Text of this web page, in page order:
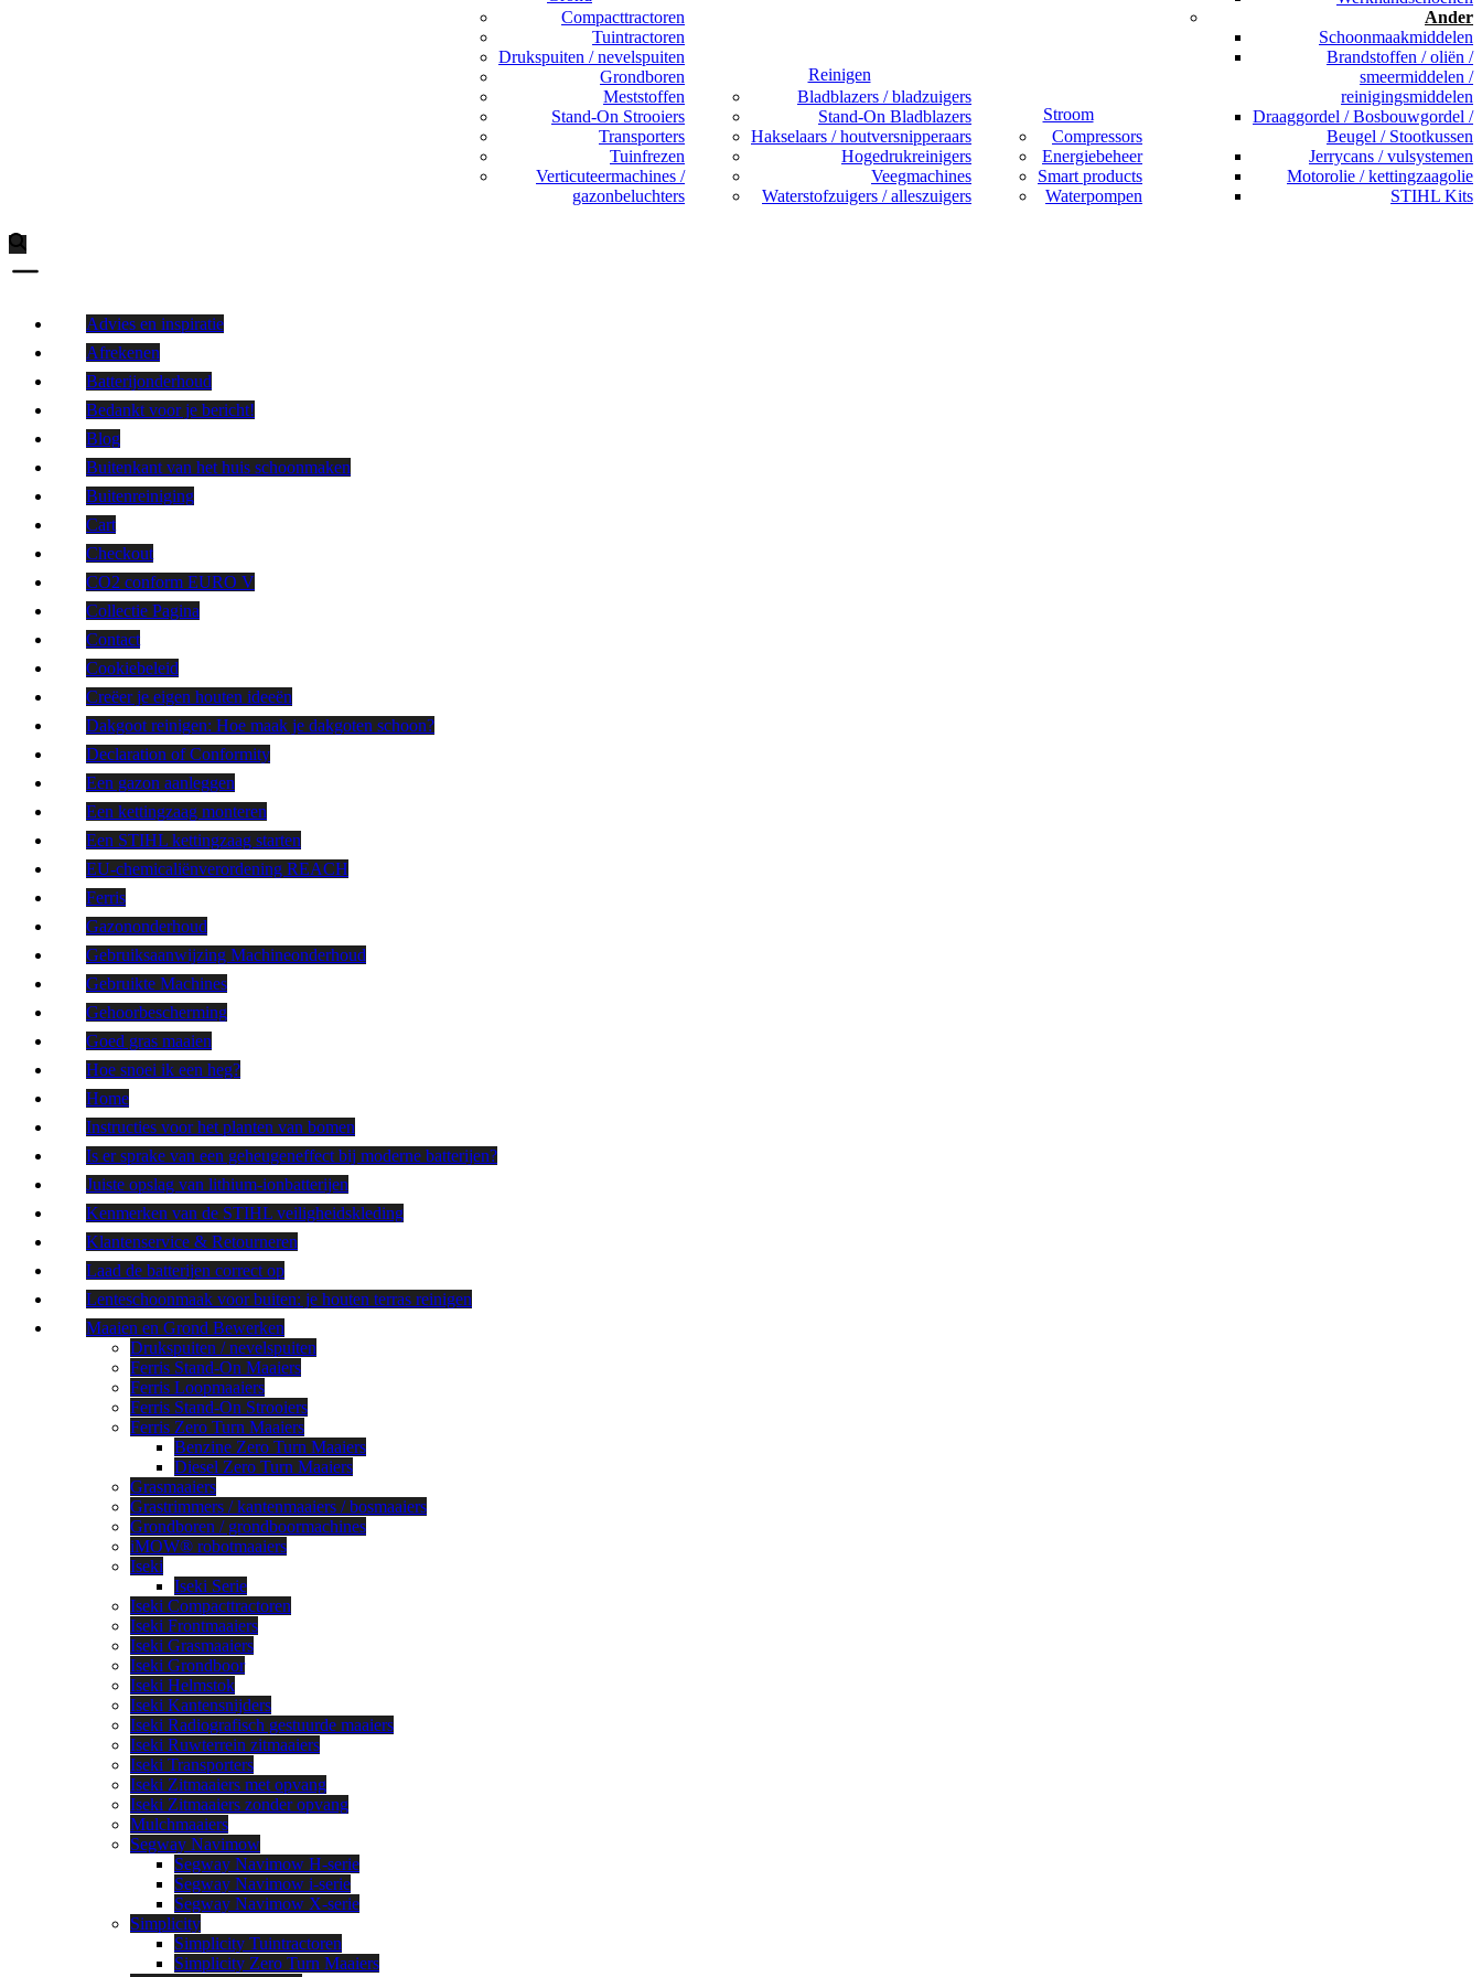
Compacttractoren
Tuintractoren
Drukspuiten / nevelspuiten
Grondboren
Meststoffen
Stand-On Strooiers
Transporters
Tuinfrezen
Verticuteermachines /
gazonbeluchters
Reinigen
Bladblazers / bladzuigers
Stand-On Bladblazers
Hakselaars / houtversnipperaars
Hogedrukreinigers
Veegmachines
Waterstofzuigers / alleszuigers
Stroom
Compressors
Energiebeheer
Smart products
Waterpompen
Ander
Schoonmaakmiddelen
Brandstoffen / oliën /
smeermiddelen /
reinigingsmiddelen
Draaggordel / Bosbouwgordel /
Beugel / Stootkussen
Jerrycans / vulsystemen
Motorolie / kettingzaagolie
STIHL Kits
Advies en inspiratie
Afrekenen
Batterijonderhoud
Bedankt voor je bericht!
Blog
Buitenkant van het huis schoonmaken
Buitenreiniging
Cart
Checkout
CO2 conform EURO V
Collectie Pagina
Contact
Cookiebeleid
Creëer je eigen houten ideeën
Dakgoot reinigen: Hoe maak je dakgoten schoon?
Declaration of Conformity
Een gazon aanleggen
Een kettingzaag monteren
Een STIHL kettingzaag starten
EU-chemicaliënverordening REACH
Ferris
Gazononderhoud
Gebruiksaanwijzing Machineonderhoud
Gebruikte Machines
Gehoorbescherming
Goed gras maaien
Hoe snoei ik een heg?
Home
Instructies voor het planten van bomen
Is er sprake van een geheugeneffect bij moderne batterijen?
Juiste opslag van lithium-ionbatterijen
Kenmerken van de STIHL veiligheidskleding
Klantenservice & Retourneren
Laad de batterijen correct op
Lenteschoonmaak voor buiten: je houten terras reinigen
Maaien en Grond Bewerken
Drukspuiten / nevelspuiten
Ferris Stand-On Maaiers
Ferris Loopmaaiers
Ferris Stand-On Strooiers
Ferris Zero Turn Maaiers
Benzine Zero Turn Maaiers
Diesel Zero Turn Maaiers
Grasmaaiers
Grastrimmers / kantenmaaiers / bosmaaiers
Grondboren / grondboormachines
iMOW® robotmaaiers
Iseki
Iseki Serie
Iseki Compacttractoren
Iseki Frontmaaiers
Iseki Grasmaaiers
Iseki Grondboor
Iseki Helmstok
Iseki Kantensnijders
Iseki Radiografisch gestuurde maaiers
Iseki Ruwterrein zitmaaiers
Iseki Transporters
Iseki Zitmaaiers met opvang
Iseki Zitmaaiers zonder opvang
Mulchmaaiers
Segway Navimow
Segway Navimow H-serie
Segway Navimow i-serie
Segway Navimow X-serie
Simplicity
Simplicity Tuintractoren
Simplicity Zero Turn Maaiers